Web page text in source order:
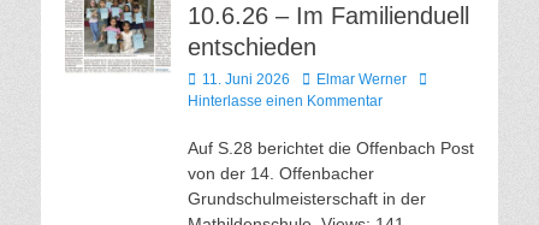
10.6.26 – Im Familienduell
entschieden
Veröffentlicht
am
11. Juni 2026 AutorElmar Werner
Hinterlasse einen Kommentar
Auf S.28 berichtet die Offenbach Post
von der 14. Offenbacher
Grundschulmeisterschaft in der